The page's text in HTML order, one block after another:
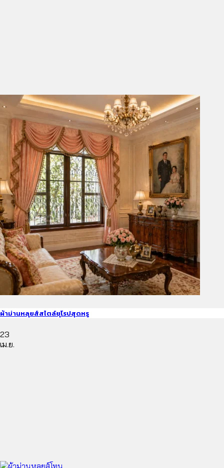
ผ้าม่านหลุยส์สไตล์ยุโรปสุดหรู
23
เม.ย.